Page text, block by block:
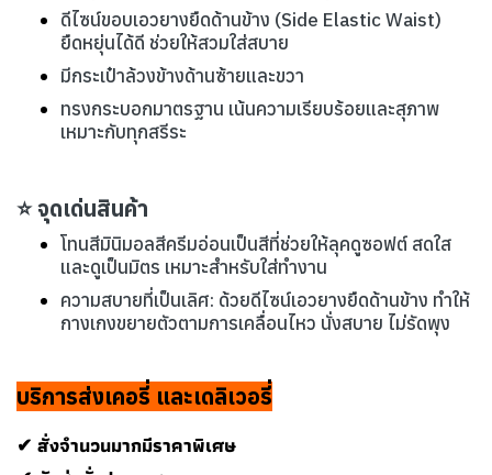
ดีไซน์ขอบเอวยางยืดด้านข้าง (Side Elastic Waist)
ยืดหยุ่นได้ดี ช่วยให้สวมใส่สบาย
มีกระเป๋าล้วงข้างด้านซ้ายและขวา
ทรงกระบอกมาตรฐาน เน้นความเรียบร้อยและสุภาพ
เหมาะกับทุกสรีระ
⭐ จุดเด่นสินค้า
โทนสีมินิมอลสีครีมอ่อนเป็นสีที่ช่วยให้ลุคดูซอฟต์ สดใส
และดูเป็นมิตร เหมาะสำหรับใส่ทำงาน
ความสบายที่เป็นเลิศ: ด้วยดีไซน์เอวยางยืดด้านข้าง ทำให้
กางเกงขยายตัวตามการเคลื่อนไหว นั่งสบาย ไม่รัดพุง
บริการส่งเคอรี่ และเดลิเวอรี่
✔ สั่งจำนวนมากมีราคาพิเศษ